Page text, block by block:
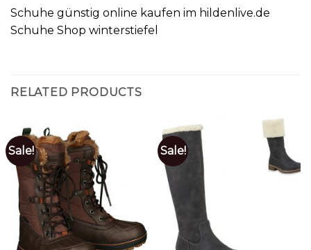
Schuhe günstig online kaufen im hildenlive.de
Schuhe Shop winterstiefel
RELATED PRODUCTS
Sale! Sale!